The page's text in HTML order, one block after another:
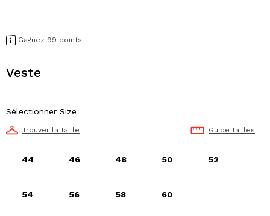
Gagnez 99 points
Veste
Sélectionner Size
Trouver la taille Guide tailles
44 46 48 50 52
54 56 58 60